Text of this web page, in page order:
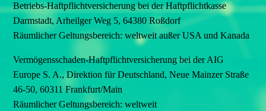
Betriebs-Haftpflichtversicherung bei der Haftpflichtkasse
Darmstadt, Arheilger Weg 5, 64380 Roßdorf
Räumlicher Geltungsbereich: weltweit außer USA und Kanada
Vermögensschaden-Haftpflichtversicherung bei der AIG
Europe S. A., Direktion für Deutschland, Neue Mainzer Straße
46-50, 60311 Frankfurt/Main
Räumlicher Geltungsbereich: weltweit